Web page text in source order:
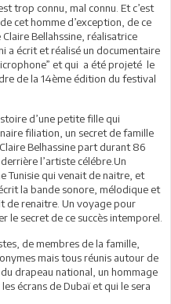
trop connu, mal connu. Et c’est
cet homme d’exception, de ce
Bellahssine, réalisatrice
a écrit et réalisé un documentaire
et qui a été projeté le
de la 14ème édition du festival
d’une petite fille qui
filiation, un secret de famille
Belhassine part durant 86
l’artiste célébre.Un
Tunisie qui venait de naitre, et
la bande sonore, mélodique et
de renaitre. Un voyage pour
le secret de ce succès intemporel.
de membres de la famille,
mais tous réunis autour de
drapeau national, un hommage
écrans de Dubaï et qui le sera